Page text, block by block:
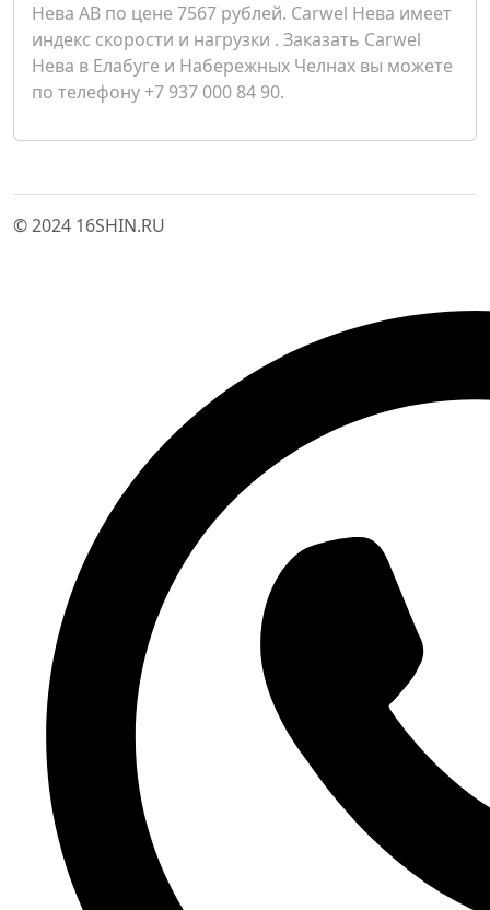
Нева AB по цене 7567 рублей. Carwel Нева имеет
индекс скорости и нагрузки . Заказать Carwel
Нева в Елабуге и Набережных Челнах вы можете
по телефону +7 937 000 84 90.
© 2024 16SHIN.RU